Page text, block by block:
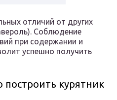
отличий от других
Соблюдение
при содержании и
успешно получить
построить курятник